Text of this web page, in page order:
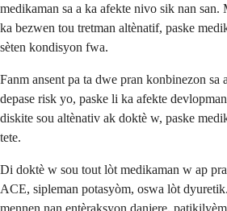
medikaman sa a ka afekte nivo sik nan
ka bezwen tou tretman altènatif, paske
sèten kondisyon fwa.
Fanm ansent pa ta dwe pran konbinezon sa
depase risk yo, paske li ka afekte
diskite sou altènativ ak doktè w, paske
tete.
Di doktè w sou tout lòt medikaman w ap
ACE, sipleman potasyòm, oswa lòt
mennen nan entèraksyon danjere,